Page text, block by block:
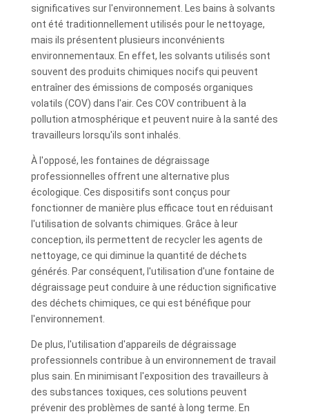
significatives sur l'environnement. Les bains à solvants
ont été traditionnellement utilisés pour le nettoyage,
mais ils présentent plusieurs inconvénients
environnementaux. En effet, les solvants utilisés sont
souvent des produits chimiques nocifs qui peuvent
entraîner des émissions de composés organiques
volatils (COV) dans l'air. Ces COV contribuent à la
pollution atmosphérique et peuvent nuire à la santé des
travailleurs lorsqu'ils sont inhalés.
À l'opposé, les fontaines de dégraissage
professionnelles offrent une alternative plus
écologique. Ces dispositifs sont conçus pour
fonctionner de manière plus efficace tout en réduisant
l'utilisation de solvants chimiques. Grâce à leur
conception, ils permettent de recycler les agents de
nettoyage, ce qui diminue la quantité de déchets
générés. Par conséquent, l'utilisation d'une fontaine de
dégraissage peut conduire à une réduction significative
des déchets chimiques, ce qui est bénéfique pour
l'environnement.
De plus, l'utilisation d'appareils de dégraissage
professionnels contribue à un environnement de travail
plus sain. En minimisant l'exposition des travailleurs à
des substances toxiques, ces solutions peuvent
prévenir des problèmes de santé à long terme. En